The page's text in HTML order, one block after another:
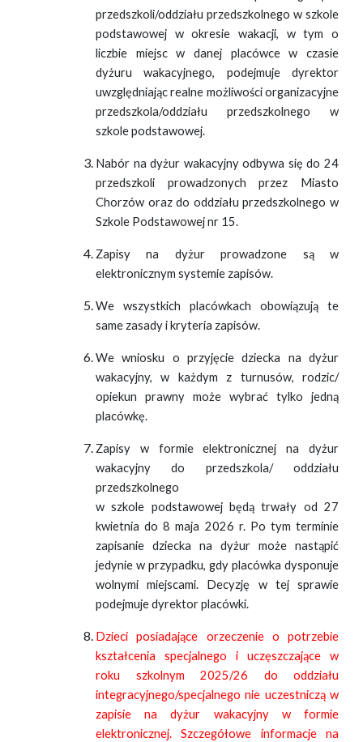
przedszkoli/oddziału przedszkolnego w szkole
podstawowej w okresie wakacji, w tym o
liczbie miejsc w danej placówce w czasie
dyżuru wakacyjnego, podejmuje dyrektor
uwzględniając realne możliwości organizacyjne
przedszkola/oddziału przedszkolnego w
szkole podstawowej.
Nabór na dyżur wakacyjny odbywa się do 24
przedszkoli prowadzonych przez Miasto
Chorzów oraz do oddziału przedszkolnego w
Szkole Podstawowej nr 15.
Zapisy na dyżur prowadzone są w
elektronicznym systemie zapisów.
We wszystkich placówkach obowiązują te
same zasady i kryteria zapisów.
We wniosku o przyjęcie dziecka na dyżur
wakacyjny, w każdym z turnusów, rodzic/
opiekun prawny może wybrać tylko jedną
placówkę.
Zapisy w formie elektronicznej na dyżur
wakacyjny do przedszkola/ oddziału
przedszkolnego
w szkole podstawowej będą trwały od 27
kwietnia do 8 maja 2026 r. Po tym terminie
zapisanie dziecka na dyżur może nastąpić
jedynie w przypadku, gdy placówka dysponuje
wolnymi miejscami. Decyzję w tej sprawie
podejmuje dyrektor placówki.
Dzieci posiadające orzeczenie o potrzebie
kształcenia specjalnego i uczęszczające w
roku szkolnym 2025/26 do oddziału
integracyjnego/specjalnego nie uczestniczą w
zapisie na dyżur wakacyjny w formie
elektronicznej. Szczegółowe informacje na